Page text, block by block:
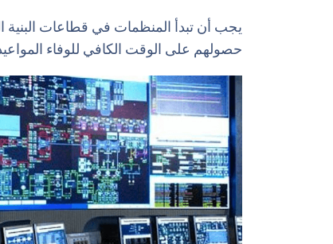
يجب أن تبدأ المنظمات في قطاعات البنية
حصولهم على الوقت الكافي للوفاء المواعيد